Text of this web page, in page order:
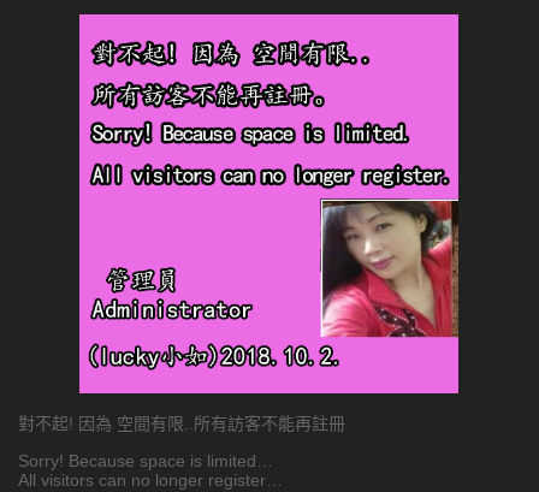
對不起! 因為 空間有限..所有訪客不能再註冊
Sorry! Because space is limited…
All visitors can no longer register…